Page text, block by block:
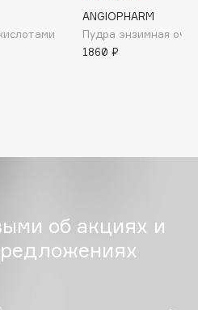
ANGIOPHARM
Пудра энзимная
1860 ₽
об акциях и